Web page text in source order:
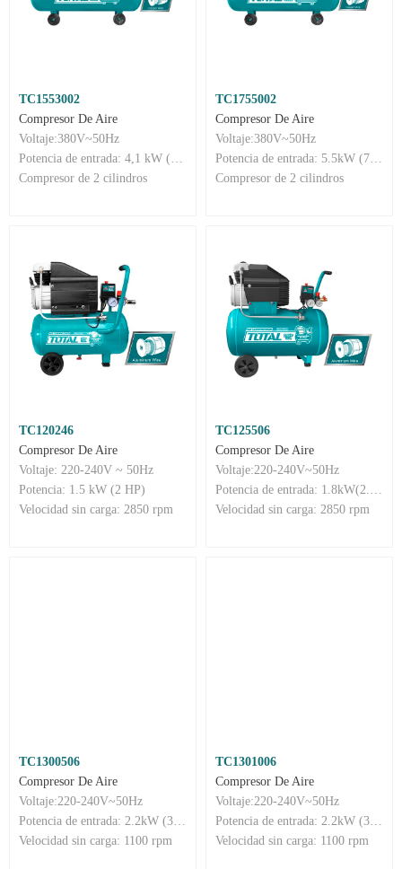
TC1553002
Compresor De Aire
Voltaje:380V~50Hz
Potencia de entrada: 4,1 kW (5,5 CV)
Compresor de 2 cilindros
TC1755002
Compresor De Aire
Voltaje:380V~50Hz
Potencia de entrada: 5.5kW (7,5 CV)
Compresor de 2 cilindros
TC120246
Compresor De Aire
Voltaje: 220-240V ~ 50Hz
Potencia: 1.5 kW (2 HP)
Velocidad sin carga: 2850 rpm
TC125506
Compresor De Aire
Voltaje:220-240V~50Hz
Potencia de entrada: 1.8kW(2.5HP)
Velocidad sin carga: 2850 rpm
TC1300506
Compresor De Aire
Voltaje:220-240V~50Hz
Potencia de entrada: 2.2kW (3HP)
Velocidad sin carga: 1100 rpm
TC1301006
Compresor De Aire
Voltaje:220-240V~50Hz
Potencia de entrada: 2.2kW (3HP)
Velocidad sin carga: 1100 rpm